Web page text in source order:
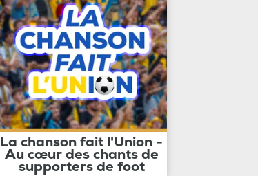
La chanson fait l'Union -
Au cœur des chants de
supporters de foot